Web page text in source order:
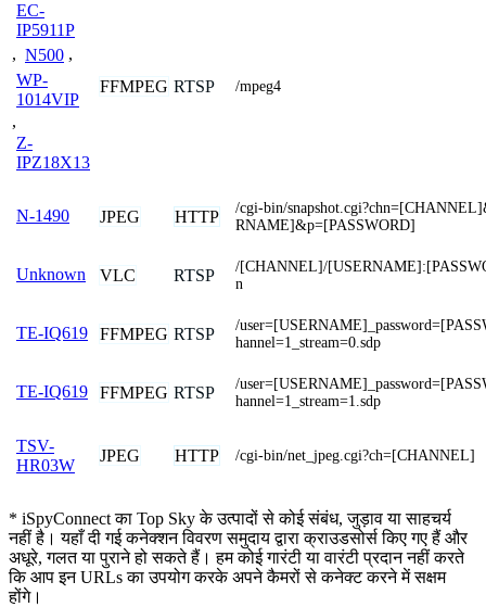
EC-
IP5911P
, N500 ,
WP-
1014VIP
,
Z-
IPZ18X13
FFMPEG RTSP /mpeg4
N-1490 JPEG HTTP
/cgi-bin/
RNAME]&p=[PASSWORD]
Unknown VLC RTSP
/[CHANNEL]/
n
TE-IQ619 FFMPEG RTSP
/
hannel=1_stream=0.sdp
TE-IQ619 FFMPEG RTSP
/
hannel=1_stream=1.sdp
TSV-
HR03W
JPEG HTTP /cgi-bin/net_jpeg.cgi?ch=[CHANNEL]
* iSpyConnect का Top Sky के उत्पादों से कोई संबंध, जुड़ाव या साहचर्य
नहीं है। यहाँ दी गई कनेक्शन विवरण समुदाय द्वारा क्राउडसोर्स किए गए हैं और
अधूरे, गलत या पुराने हो सकते हैं। हम कोई गारंटी या वारंटी प्रदान नहीं करते
कि आप इन URLs का उपयोग करके अपने कैमरों से कनेक्ट करने में सक्षम
होंगे।